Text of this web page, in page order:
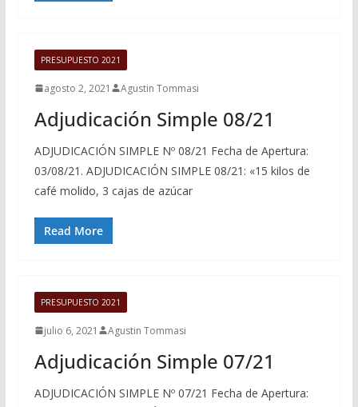
PRESUPUESTO 2021
agosto 2, 2021 Agustin Tommasi
Adjudicación Simple 08/21
ADJUDICACIÓN SIMPLE Nº 08/21 Fecha de Apertura:
03/08/21. ADJUDICACIÓN SIMPLE 08/21: «15 kilos de
café molido, 3 cajas de azúcar
Read More
PRESUPUESTO 2021
julio 6, 2021 Agustin Tommasi
Adjudicación Simple 07/21
ADJUDICACIÓN SIMPLE Nº 07/21 Fecha de Apertura: